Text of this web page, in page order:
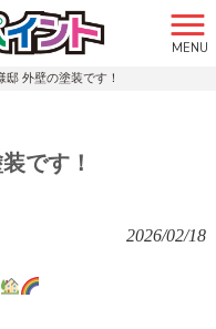
MENU
邸 外壁の塗装です！
です！
2026/02/18